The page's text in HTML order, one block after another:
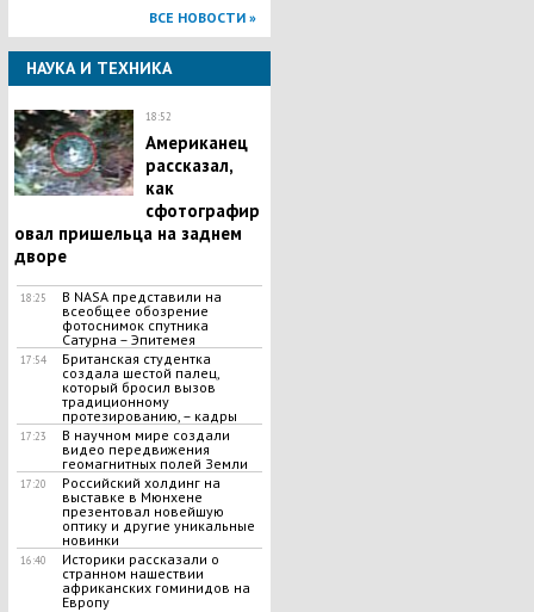
ВСЕ НОВОСТИ »
НАУКА И ТЕХНИКА
18:52
Американец
рассказал,
как
сфотографир
овал пришельца на заднем
дворе
18:25
В NASA представили на
всеобщее обозрение
фотоснимок спутника
Сатурна – Эпитемея
17:54
Британская студентка
создала шестой палец,
который бросил вызов
традиционному
протезированию, – кадры
17:23
В научном мире создали
видео передвижения
геомагнитных полей Земли
17:20
Российский холдинг на
выставке в Мюнхене
презентовал новейшую
оптику и другие уникальные
новинки
16:40
Историки рассказали о
странном нашествии
африканских гоминидов на
Европу